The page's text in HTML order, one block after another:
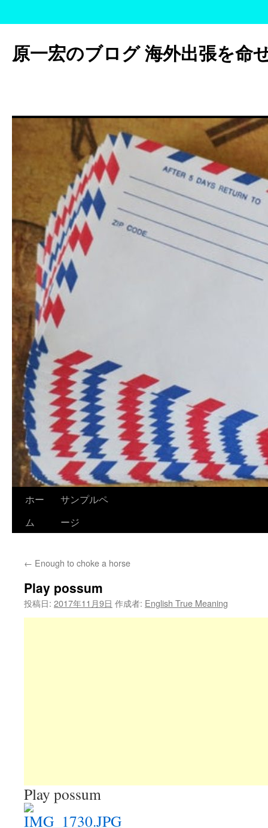
テ
ン
ッ
原一宏のブログ 海外出張を命
ホー
ム
サンプルペ
ージ
← Enough to choke a horse
Play possum
投稿日: 2017年11月9日 作成者: English True Meaning
Play possum